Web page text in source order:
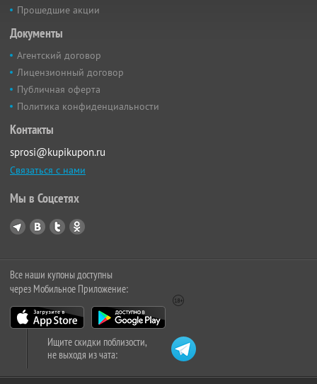
Прошедшие акции
Документы
Агентский договор
Лицензионный договор
Публичная оферта
Политика конфиденциальности
Контакты
sprosi@kupikupon.ru
Связаться с нами
Мы в Соцсетях
Все наши купоны доступны
через Мобильное Приложение:
Ищите скидки поблизости,
не выходя из чата: